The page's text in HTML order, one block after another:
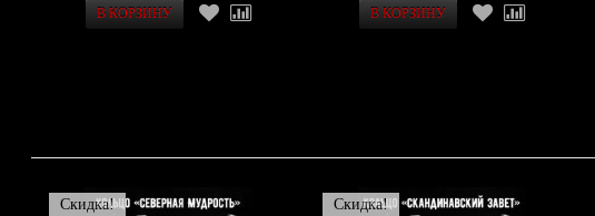
Скидка! Скидка!